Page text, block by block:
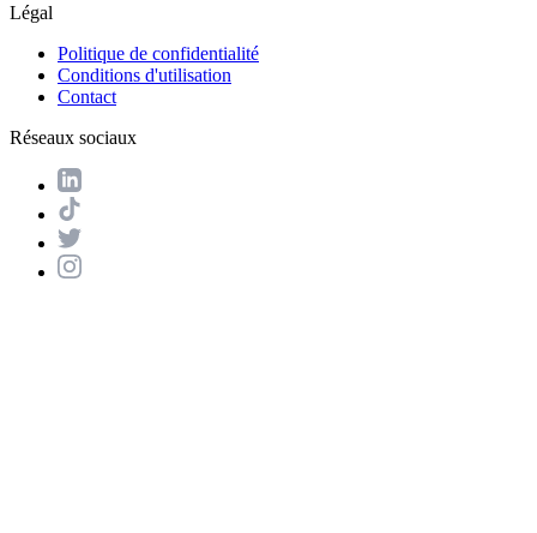
Légal
Politique de confidentialité
Conditions d'utilisation
Contact
Réseaux sociaux